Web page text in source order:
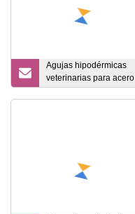
Agujas hipodérmicas
veterinarias para acero
inoxidable